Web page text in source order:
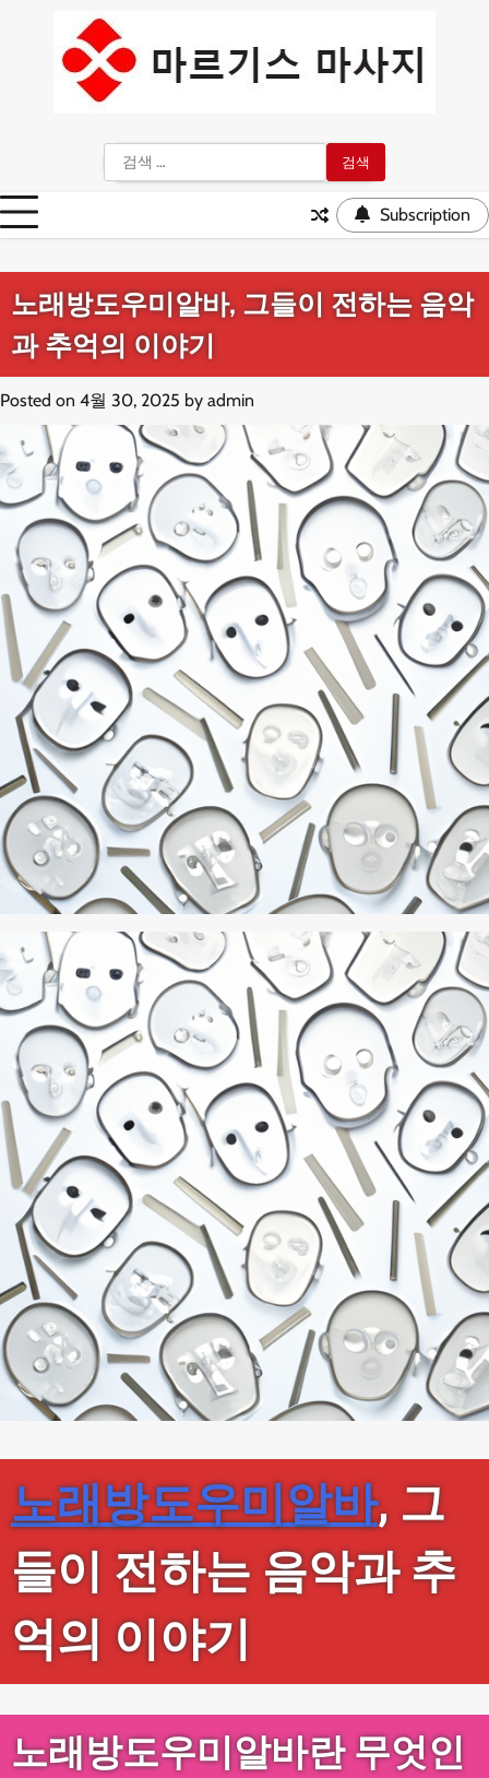
색:
Subscription
노래방도우미알바, 그들이 전하는 음악
과 추억의 이야기
Posted on 4월 30, 2025 by admin
노래방도우미알바, 그
들이 전하는 음악과 추
억의 이야기
노래방도우미알바란 무엇인